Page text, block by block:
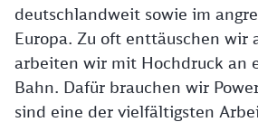
deutschlandweit sowie im
Europa. Zu oft enttäuschen wir
arbeiten wir mit Hochdruck an
Bahn. Dafür brauchen wir
sind eine der vielfältigsten